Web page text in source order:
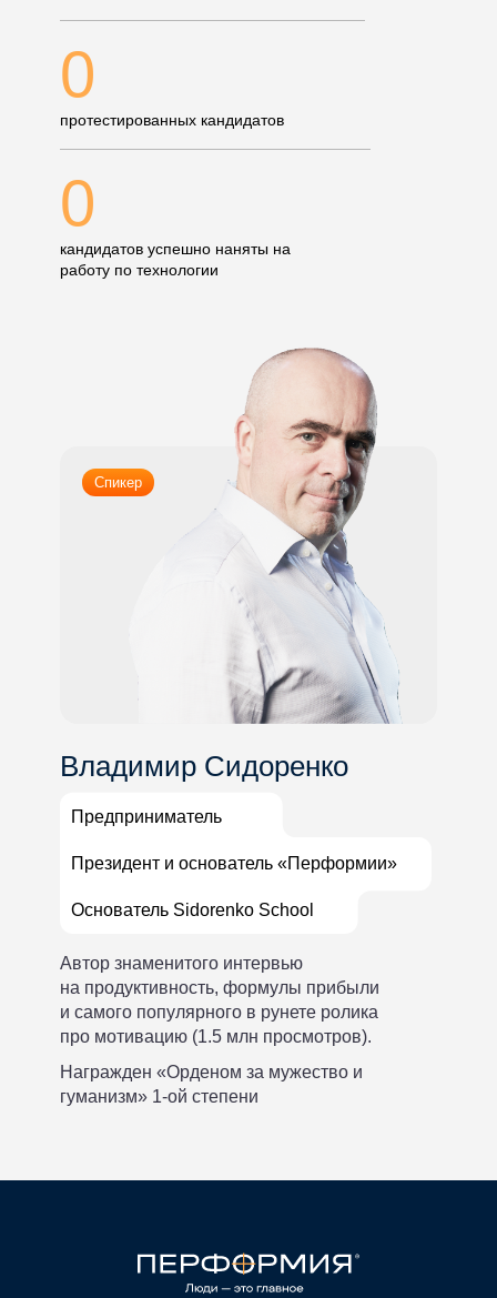
0
0
протестированных кандидатов
кандидатов успешно наняты на
работу по технологии
Спикер
Владимир Сидоренко
Предприниматель
Президент и основатель «Перформии»
Основатель Sidorenko School
Автор знаменитого интервью
на продуктивность, формулы прибыли
и самого популярного в рунете ролика
про мотивацию (1.5 млн просмотров).
Награжден «Орденом за мужество и
гуманизм» 1-ой степени
Принять участие
+7 495 647-60-07
права защищены (c)PERFORMIA 2024
Все права защищены (c)PERFORMIA 2025 |